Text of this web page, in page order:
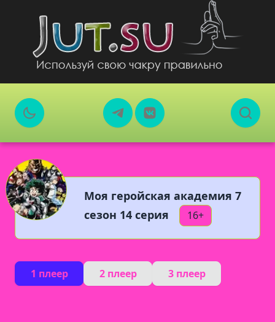
Моя геройская академия 7
сезон 14 серия
16+
1 плеер 2 плеер 3 плеер